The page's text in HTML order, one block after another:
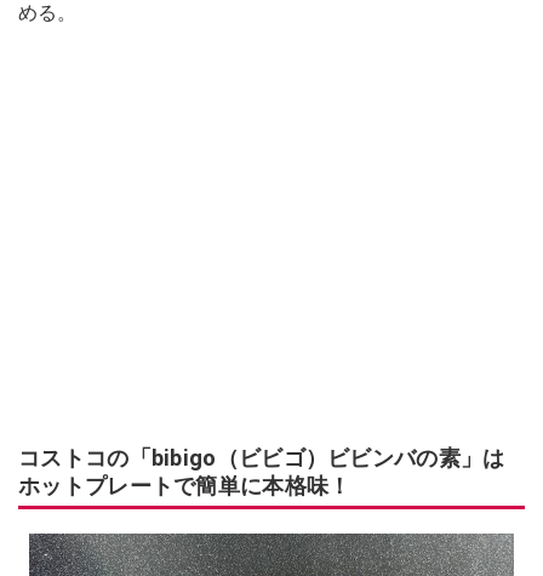
める。
コストコの「bibigo（ビビゴ）ビビンバの素」は
ホットプレートで簡単に本格味！